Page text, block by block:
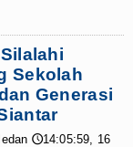
di
di Karo
dari Hulu ke
SMPN 1
Sekolah
Generasi
🕔14:05:59, 16